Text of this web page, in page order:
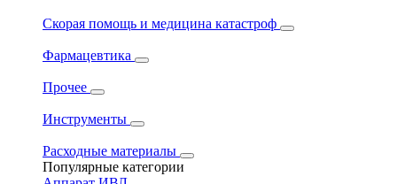
Скорая помощь и медицина катастроф
Фармацевтика
Прочее
Инструменты
Расходные материалы
Популярные категории